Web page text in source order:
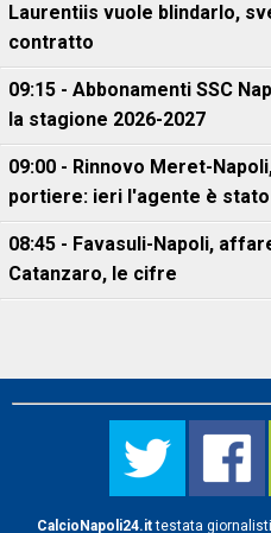
Laurentiis vuole blindarlo,
contratto
09:15 - Abbonamenti SSC
la stagione 2026-2027
09:00 - Rinnovo Meret-
portiere: ieri l'agente è stato
08:45 - Favasuli-Napoli,
Catanzaro, le cifre
CalcioNapoli24.ittestata